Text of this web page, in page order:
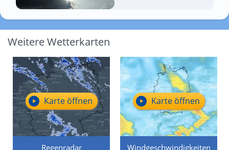
Weitere Wetterkarten
Regenradar
Karte öffnen
Windgeschwindigkeiten
Karte öffnen